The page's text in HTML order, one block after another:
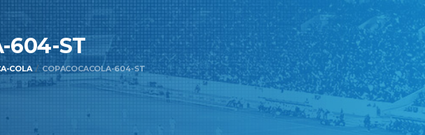
604-ST
COLA COPACOCACOLA-604-ST